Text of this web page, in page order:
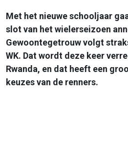
Met het nieuwe schooljaar
slot van het wielerseizoen
Gewoontegetrouw volgt
WK. Dat wordt deze keer
Rwanda, en dat heeft een
keuzes van de renners.